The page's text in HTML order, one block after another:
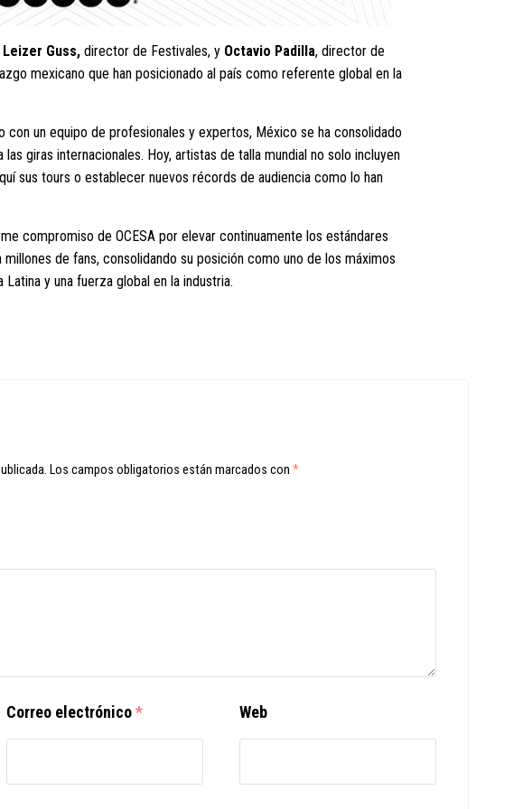
Leizer Guss, director de Festivales, y Octavio Padilla, director de
mexicano que han posicionado al país como referente global en la
un equipo de profesionales y expertos, México se ha consolidado
giras internacionales. Hoy, artistas de talla mundial no solo incluyen
sus tours o establecer nuevos récords de audiencia como lo han
compromiso de OCESA por elevar continuamente los estándares
de fans, consolidando su posición como uno de los máximos
y una fuerza global en la industria.
Los campos obligatorios están marcados con *
Correo electrónico* Web